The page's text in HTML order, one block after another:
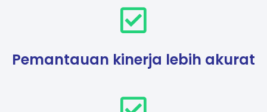
Pemantauan kinerja lebih akurat